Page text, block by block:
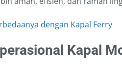
dengan Kapal Ferry
Kapal